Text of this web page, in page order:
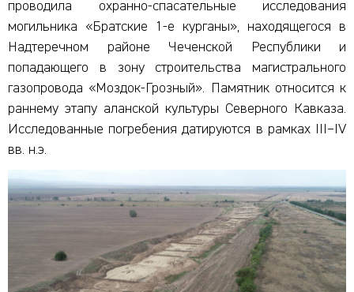
проводила охранно-спасательные исследования
могильника «Братские 1-е курганы», находящегося в
Надтеречном районе Чеченской Республики и
попадающего в зону строительства магистрального
газопровода «Моздок-Грозный». Памятник относится к
раннему этапу аланской культуры Северного Кавказа.
Исследованные погребения датируются в рамках III–IV
вв. н.э.